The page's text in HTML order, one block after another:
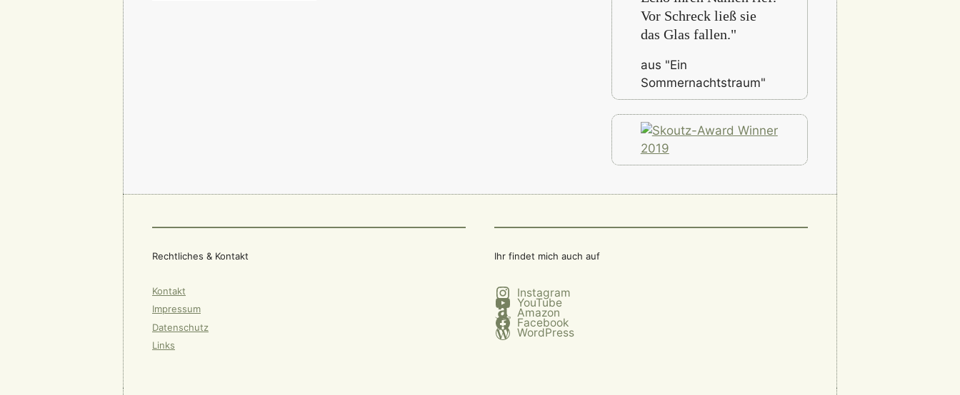
Vor Schreck ließ sie
das Glas fallen."
aus "Ein
Sommernachtstraum"
Rechtliches & Kontakt
Kontakt
Impressum
Datenschutz
Links
Ihr findet mich auch auf
Instagram
YouTube
Amazon
Facebook
WordPress